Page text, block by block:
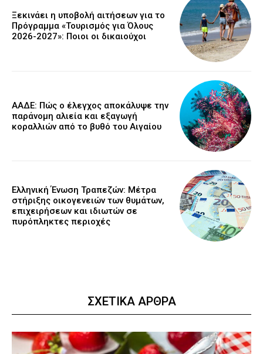
Ξεκινάει η υποβολή αιτήσεων για το
Πρόγραμμα «Τουρισμός για Όλους
2026-2027»: Ποιοι οι δικαιούχοι
ΑΑΔΕ: Πώς ο έλεγχος αποκάλυψε την
παράνομη αλιεία και εξαγωγή
κοραλλιών από το βυθό του Αιγαίου
Ελληνική Ένωση Τραπεζών: Μέτρα
στήριξης οικογενειών των θυμάτων,
επιχειρήσεων και ιδιωτών σε
πυρόπληκτες περιοχές
ΣΧΕΤΙΚΑ ΑΡΘΡΑ